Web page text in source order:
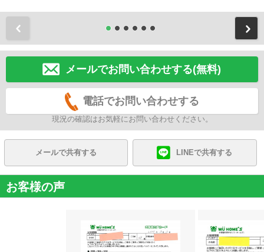
メールでお問い合わせする(無料)
電話でお問い合わせする
現況の確認はお気軽にお問い合わせください。
メールで共有する LINEで共有する
お客様の声